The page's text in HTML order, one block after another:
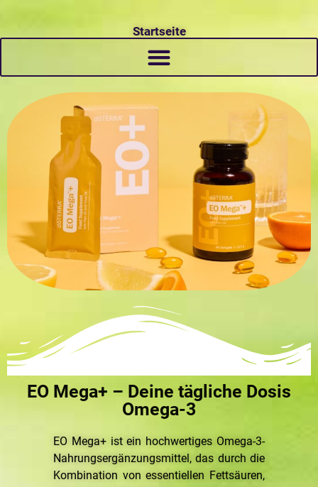
Startseite
EO Mega+ – Deine tägliche Dosis
Omega-3
EO Mega+ ist ein hochwertiges Omega-3-
Nahrungsergänzungsmittel, das durch die
Kombination von essentiellen Fettsäuren,